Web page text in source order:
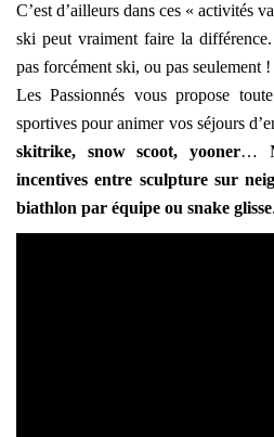
C’est d’ailleurs dans ces « activités
ski peut vraiment faire la
pas forcément ski, ou pas seulement !
Les Passionnés vous propose
sportives pour animer vos séjours
skitrike, snow scoot, yooner…
incentives entre sculpture sur
biathlon par équipe ou snake glisse.